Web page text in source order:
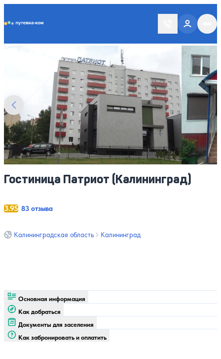
Смотреть все фото4
Гостиница Патриот (Калининград)
Калининградская область Калининград
3.95 83 отзыва
Основная информация
Как добраться
Документы для заселения
Как забронировать и оплатить